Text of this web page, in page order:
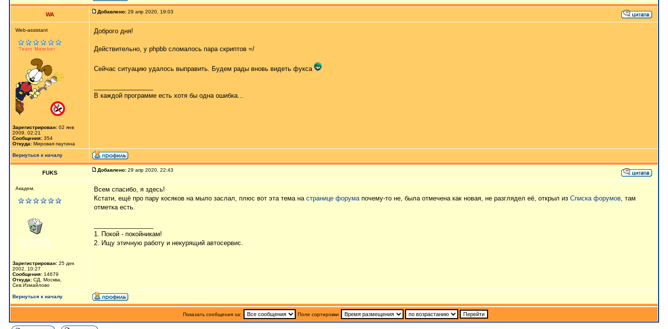
WA Добавлено: 29 апр 2020, 19:03
Web-assistant
Зарегистрирован: 02 янв
2009, 02:21
Сообщения: 354
Откуда: Мировая паутина
Доброго дня!
Действительно, у phpbb сломалось пара скриптов =/
Сейчас ситуацию удалось выправить. Будем рады вновь видеть фукса
В каждой программе есть хотя бы одна ошибка...
Вернуться к началу
FUKS Добавлено: 29 апр 2020, 22:43
Академ.
Зарегистрирован: 25 дек
2002, 10:27
Сообщения: 14679
Откуда: СД, Москва,
Сев.Измайлово
Всем спасибо, я здесь!
Кстати, ещё про пару косяков на мыло заслал, плюс вот эта тема на странице форумапочему-то не, была отмечена как новая, не разглядел её, открыл из Списка форумов, там
отметка есть.
1. Покой - покойникам!
2. Ищу этичную работу и некурящий автосервис.
Вернуться к началу
Показать сообщения за: Поле сортировки